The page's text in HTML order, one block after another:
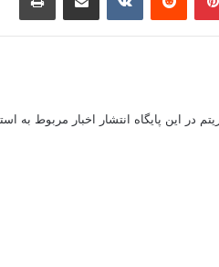
در این پایگاه انتشار اخبار مربوط